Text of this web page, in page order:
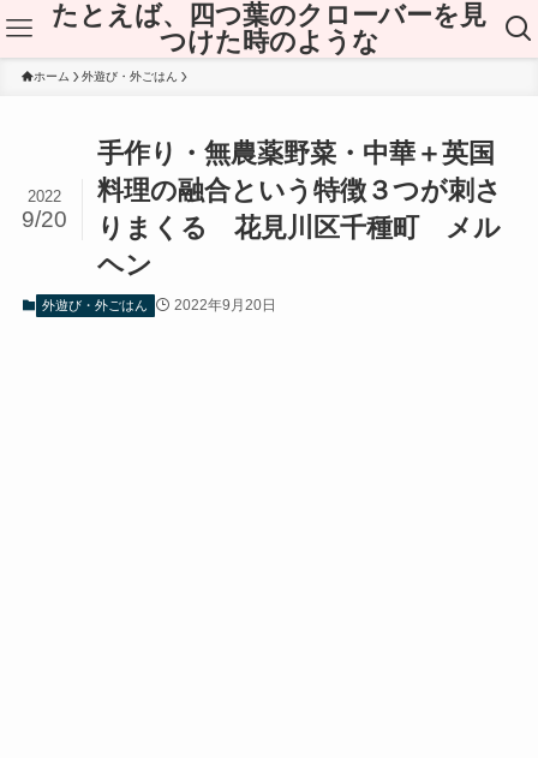
たとえば、四つ葉のクローバーを見
つけた時のような
ホーム 外遊び・外ごはん
手作り・無農薬野菜・中華＋英国
料理の融合という特徴３つが刺さ
りまくる 花見川区千種町 メル
ヘン
2022
9/20
外遊び・外ごはん 2022年9月20日